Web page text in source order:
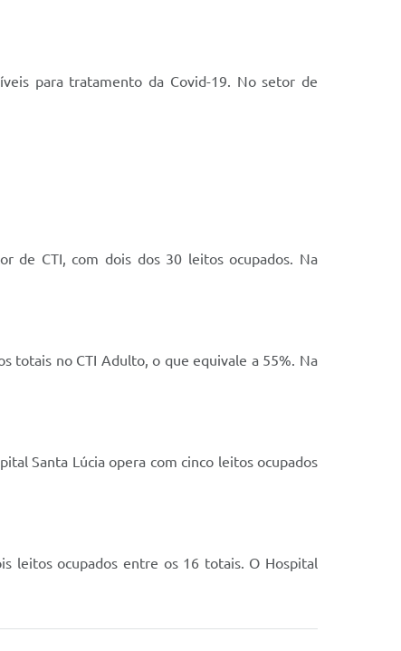
para tratamento da Covid-19. No setor de
de CTI, com dois dos 30 leitos ocupados. Na
totais no CTI Adulto, o que equivale a 55%. Na
Santa Lúcia opera com cinco leitos ocupados
leitos ocupados entre os 16 totais. O Hospital